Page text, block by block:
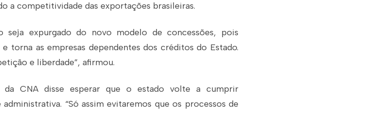
a competitividade das exportações brasileiras.
seja expurgado do novo modelo de concessões, pois
torna as empresas dependentes dos créditos do Estado.
e liberdade”, afirmou.
da CNA disse esperar que o estado volte a cumprir
“Só assim evitaremos que os processos de